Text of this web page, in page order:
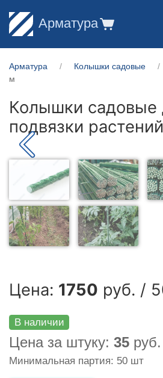
Арматура
Арматура Колышки садовые
м
Колышки садовые
подвязки
Цена: 1750 руб. /
В наличии
Цена за штуку: 35 руб.
Минимальная партия: 50 шт